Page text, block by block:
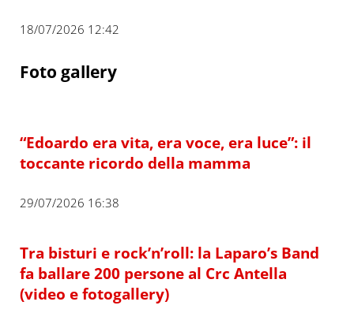
18/07/2026 12:42
Foto gallery
“Edoardo era vita, era voce, era luce”: il
toccante ricordo della mamma
29/07/2026 16:38
Tra bisturi e rock’n’roll: la Laparo’s Band
fa ballare 200 persone al Crc Antella
(video e fotogallery)